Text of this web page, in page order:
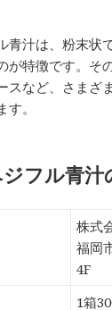
青汁は、粉末状
が特徴です。そ
スなど、さまざ
。
フル青汁
株式
福岡
4F
1箱